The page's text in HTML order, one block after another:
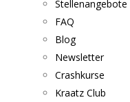
Stellenangebote
FAQ
Blog
Newsletter
Crashkurse
Kraatz Club